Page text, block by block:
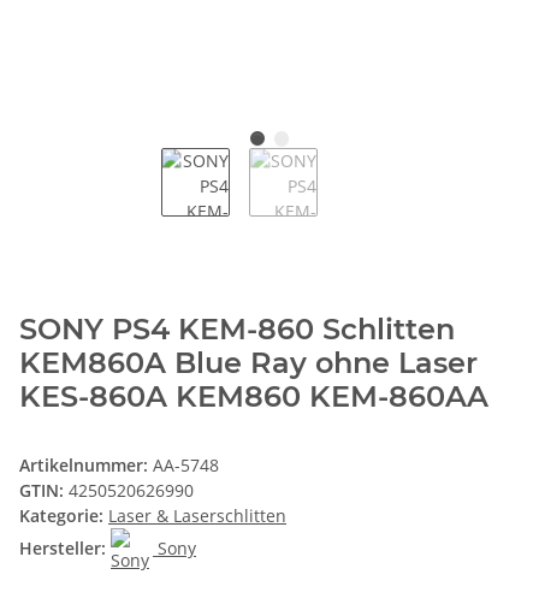
SONY PS4 KEM-860 Schlitten
KEM860A Blue Ray ohne Laser
KES-860A KEM860 KEM-860AA
Artikelnummer: AA-5748
GTIN: 4250520626990
Kategorie: Laser & Laserschlitten
Hersteller:
Sony